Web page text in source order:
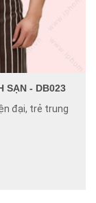
SẠN - DB023
đại, trẻ trung